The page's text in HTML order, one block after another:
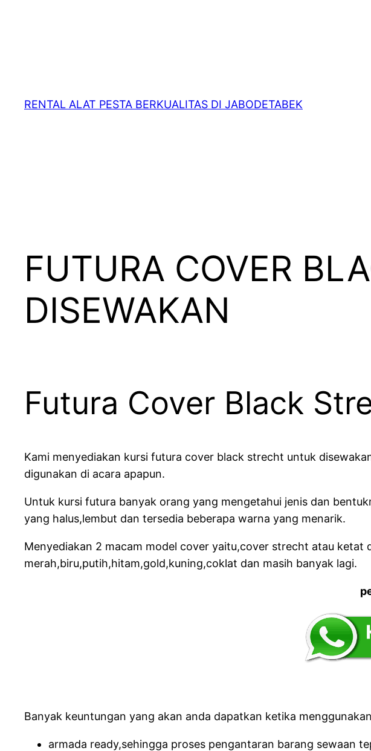
RENTAL ALAT PESTA BERKUALITAS DI JABODETABEK
FUTURA COVER
DISEWAKAN
Futura Cover Black
Kami menyediakan kursi futura cover black strecht untuk
digunakan di acara apapun.
Untuk kursi futura banyak orang yang mengetahui jenis dan
yang halus,lembut dan tersedia beberapa warna yang menarik.
Menyediakan 2 macam model cover yaitu,cover strecht atau
merah,biru,putih,hitam,gold,kuning,coklat dan masih banyak lagi.
Banyak keuntungan yang akan anda dapatkan ketika
armada ready,sehingga proses pengantaran barang sewaan